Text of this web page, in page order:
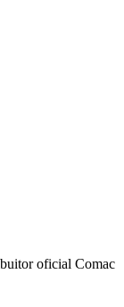
oficial Comac